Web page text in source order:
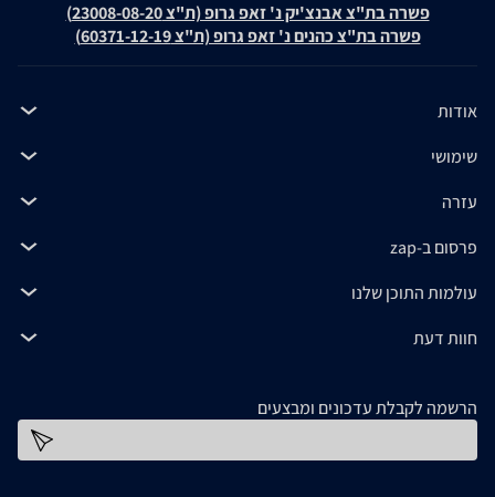
פשרה בת"צ אבנצ'יק נ' זאפ גרופ (ת"צ 23008-08-20)
פשרה בת"צ כהנים נ' זאפ גרופ (ת"צ 60371-12-19)
אודות
שימושי
עזרה
פרסום ב-zap
עולמות התוכן שלנו
חוות דעת
הרשמה לקבלת עדכונים ומבצעים